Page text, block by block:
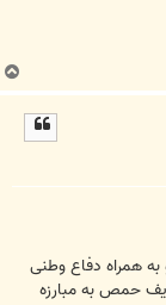
ب
ا
همراه دفاع وطنی
حمص به مبارزه